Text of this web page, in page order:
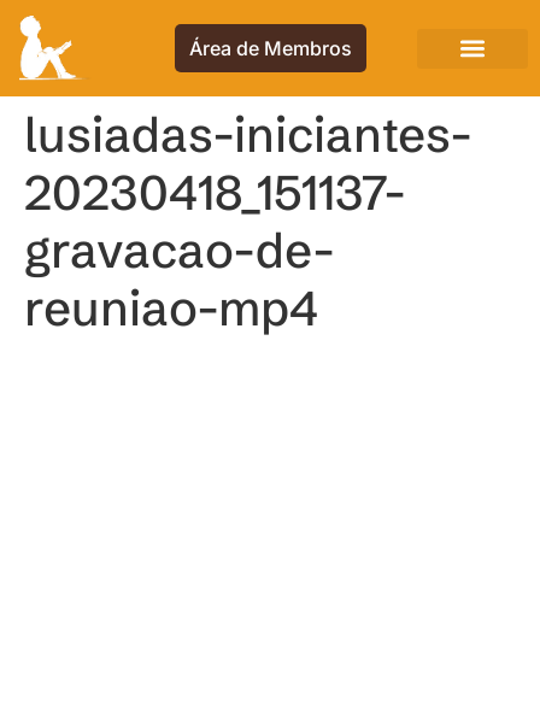
Área de Membros
lusiadas-iniciantes-
20230418_151137-
gravacao-de-
reuniao-mp4